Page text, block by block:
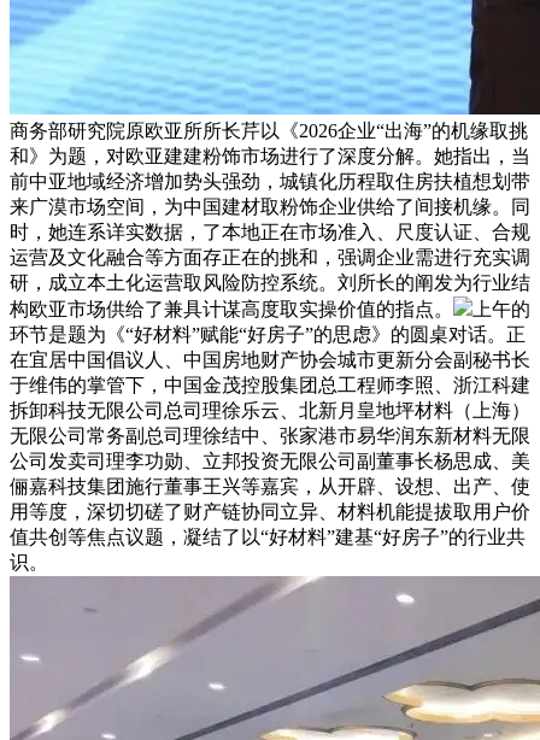
商务部研究院原欧亚所所长芹以《2026企业“出海”的机缘取挑
和》为题，对欧亚建建粉饰市场进行了深度分解。她指出，当
前中亚地域经济增加势头强劲，城镇化历程取住房扶植想划带
来广漠市场空间，为中国建材取粉饰企业供给了间接机缘。同
时，她连系详实数据，了本地正在市场准入、尺度认证、合规
运营及文化融合等方面存正在的挑和，强调企业需进行充实调
研，成立本土化运营取风险防控系统。刘所长的阐发为行业结
构欧亚市场供给了兼具计谋高度取实操价值的指点。
上午的
环节是题为《“好材料”赋能“好房子”的思虑》的圆桌对话。正
在宜居中国倡议人、中国房地财产协会城市更新分会副秘书长
于维伟的掌管下，中国金茂控股集团总工程师李照、浙江科建
拆卸科技无限公司总司理徐乐云、北新月皇地坪材料（上海）
无限公司常务副总司理徐结中、张家港市易华润东新材料无限
公司发卖司理李功勋、立邦投资无限公司副董事长杨思成、美
俪嘉科技集团施行董事王兴等嘉宾，从开辟、设想、出产、使
用等度，深切切磋了财产链协同立异、材料机能提拔取用户价
值共创等焦点议题，凝结了以“好材料”建基“好房子”的行业共
识。